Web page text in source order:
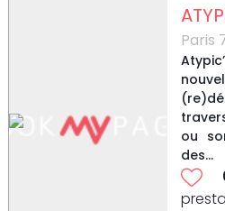
Paris
ou
des...